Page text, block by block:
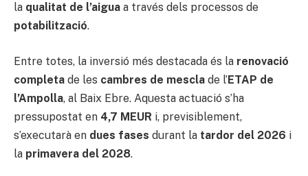
la qualitat de l’aigua a través dels processos de
potabilització.
Entre totes, la inversió més destacada és la renovació
completa de les cambres de mescla de l’ETAP de
l’Ampolla, al Baix Ebre. Aquesta actuació s’ha
pressupostat en 4,7 MEUR i, previsiblement,
s’executarà en dues fases durant la tardor del 2026 i
la primavera del 2028.